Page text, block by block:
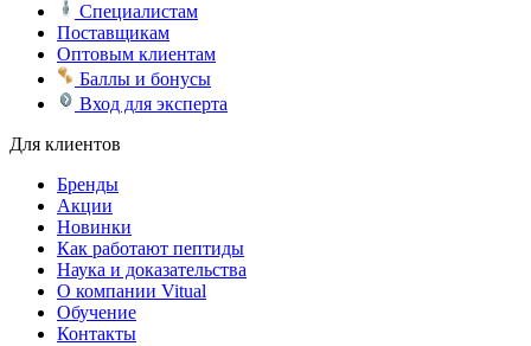
Специалистам
Поставщикам
Оптовым клиентам
Баллы и бонусы
Вход для эксперта
Для клиентов
Бренды
Акции
Новинки
Как работают пептиды
Наука и доказательства
О компании Vitual
Обучение
Контакты